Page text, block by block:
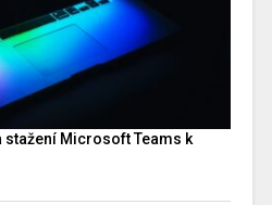
stažení Microsoft Teams k